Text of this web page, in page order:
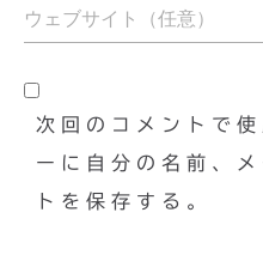
次回のコメントで
ーに自分の名前、
トを保存する。